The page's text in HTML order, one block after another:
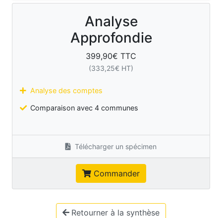
Analyse
Approfondie
399,90€ TTC
(333,25€ HT)
Analyse des comptes
Comparaison avec 4 communes
Télécharger un spécimen
Commander
Retourner à la synthèse